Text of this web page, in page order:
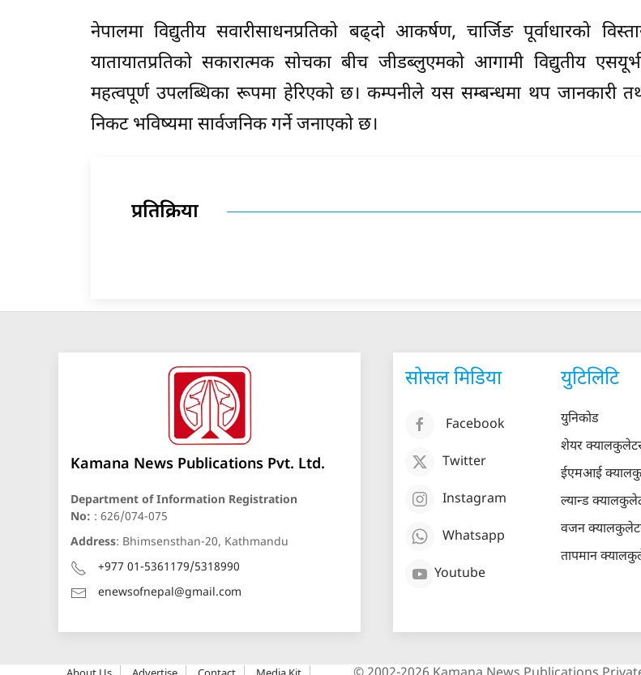
नेपालमा विद्युतीय सवारीसाधनप्रतिको बढ्दो आकर्षण, चार्जिङ पूर्वाधारको
यातायातप्रतिको सकारात्मक सोचका बीच जीडब्लुएमको आगामी विद्युतीय
महत्वपूर्ण उपलब्धिका रूपमा हेरिएको छ। कम्पनीले यस सम्बन्धमा थप जानकारी
निकट भविष्यमा सार्वजनिक गर्ने जनाएको छ।
प्रतिक्रिया
Kamana News Publications Pvt. Ltd.
Department of Information Registration
No: : 626/074-075
Address: Bhimsensthan-20, Kathmandu
+977 01-5361179/5318990
enewsofnepal@gmail.com
सोसल मिडिया
Facebook
Twitter
Instagram
Whatsapp
Youtube
युटिलिटि
युनिकोड
शेयर
ईएमआई
ल्यान्ड
वजन
तापमान